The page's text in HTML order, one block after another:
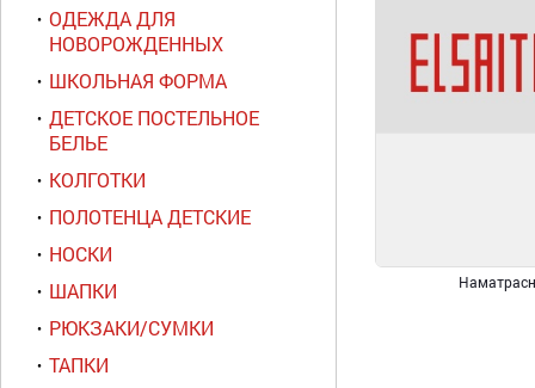
ОДЕЖДА ДЛЯ
НОВОРОЖДЕННЫХ
ШКОЛЬНАЯ ФОРМА
ДЕТСКОЕ ПОСТЕЛЬНОЕ
БЕЛЬЕ
КОЛГОТКИ
ПОЛОТЕНЦА ДЕТСКИЕ
НОСКИ
ШАПКИ
РЮКЗАКИ/СУМКИ
ТАПКИ